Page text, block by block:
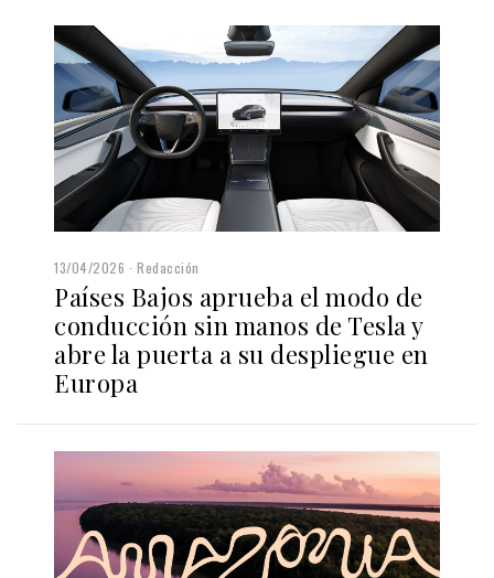
13/04/2026 Redacción
Países Bajos aprueba el modo de
conducción sin manos de Tesla y
abre la puerta a su despliegue en
Europa